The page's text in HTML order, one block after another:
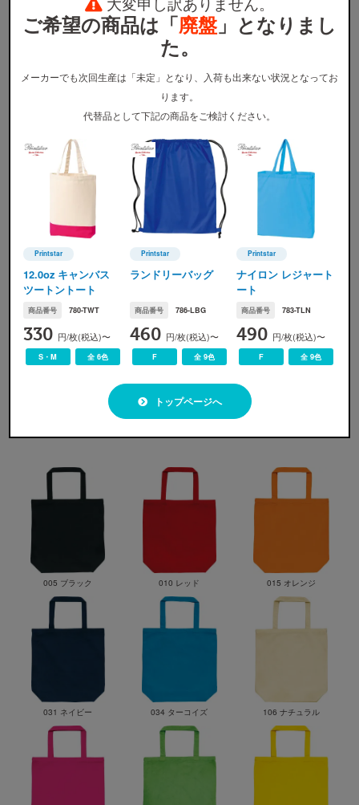
※早割や学割を併用した最安価格＋加工代のみの計算です。
※その他の割引プランの詳細は、コチラからご確認ください。
サイズ・カラー別料金表
SEABOW定価 割引適用価格
サイズ S M
全カラー 240円
ウェア本体の税込価格です。プリント代金、送料などは含まれません。
割引適用価格は、早割と学割を併用した場合のウェア本体の単価となります。詳しくは割引プラン
無地注文、バッグ・タオル・キャップ等は、割引の対象外です。
カラー展開
005 ブラック 010 レッド 015 オレンジ
031 ネイビー 034 ターコイズ 106 ナチュラル
ご希望の商品は「廃盤」となりまし
た。
メーカーでも次回生産は「未定」となり、入荷も出来ない状況となってお
ります。
代替品として下記の商品をご検討ください。
Printstar
Printstar(プリントスター)
12.0oz キャンバス
ツートントート
商品番号 780-TWT
330 円/枚(税込)〜
S・M 全 6色
Printstar
Printstar(プリントスター)
ランドリーバッグ
商品番号 786-LBG
460 円/枚(税込)〜
F 全 9色
Printstar
Printstar(プリントスター)
ナイロン レジャート
ート
商品番号 783-TLN
490 円/枚(税込)〜
F 全 9色
トップページへ